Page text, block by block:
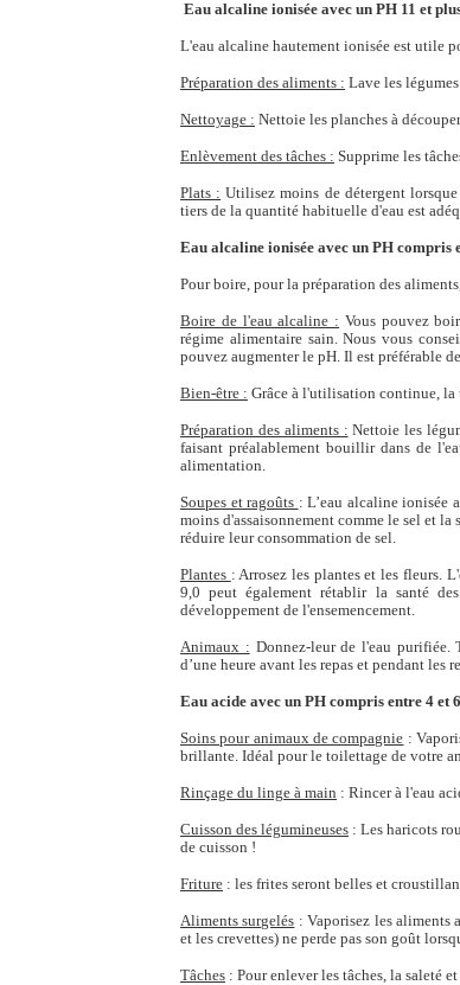
Eau alcaline ionisée avec un PH 11 et
L'eau alcaline hautement ionisée est utile
Préparation des aliments : Lave les
Nettoyage : Nettoie les planches à
Enlèvement des tâches : Supprime les
Plats : Utilisez moins de détergent
tiers de la quantité habituelle d'eau est
Eau alcaline ionisée avec un PH compris
Pour boire, pour la préparation des
Boire de l'eau alcaline : Vous pouvez
régime alimentaire sain. Nous vous
pouvez augmenter le pH. Il est préférable
Bien-être : Grâce à l'utilisation continue, la
Préparation des aliments : Nettoie les
faisant préalablement bouillir dans de
alimentation.
Soupes et ragoûts : L’eau alcaline ionisée
moins d'assaisonnement comme le sel et la
réduire leur consommation de sel.
Plantes : Arrosez les plantes et les fleurs.
9,0 peut également rétablir la santé
développement de l'ensemencement.
Animaux : Donnez-leur de l'eau purifiée.
d’une heure avant les repas et pendant les
Eau acide avec un PH compris entre 4 et 6
Soins pour animaux de compagnie :
brillante. Idéal pour le toilettage de votre
Rinçage du linge à main : Rincer à l'eau
Cuisson des légumineuses : Les haricots
de cuisson !
Friture : les frites seront belles et
Aliments surgelés : Vaporisez les aliments
et les crevettes) ne perde pas son goût
Tâches : Pour enlever les tâches, la saleté